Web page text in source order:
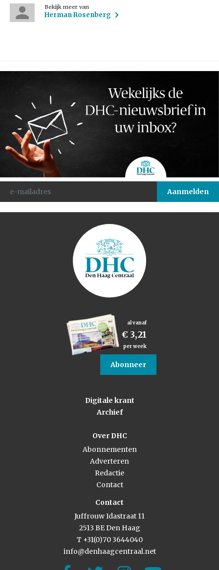
Bekijk meer van
Herman Rosenberg
al vanaf
€ 3,21
per week
Abonneer
Digitale krant
Archief
Over DHC
Abonnementen
Adverteren
Redactie
Contact
Contact
Juffrouw Idastraat 11
2513 BE Den Haag
T +31(0)70 3644040
info@denhaagcentraal.net